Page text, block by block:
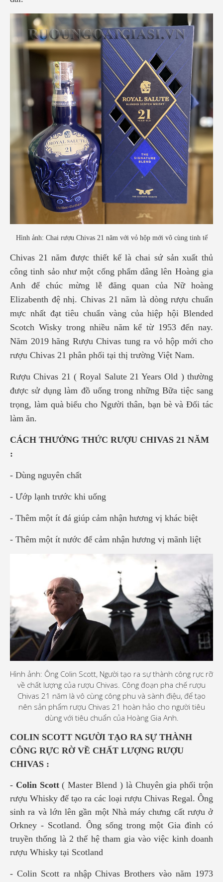
Hình ảnh: Chai rượu Chivas 21 năm với vỏ hộp mới vô cùng tinh tế
Chivas 21 năm được thiết kế là chai sứ sản xuất thủ
công tinh sảo như một cống phẩm dâng lên Hoàng gia
Anh để chúc mừng lễ đăng quan của Nữ hoàng
Elizabenth đệ nhị. Chivas 21 năm là dòng rượu chuẩn
mực nhất đạt tiêu chuẩn vàng của hiệp hội Blended
Scotch Wisky trong nhiều năm kể từ 1953 đến nay.
Năm 2019 hãng Rượu Chivas tung ra vỏ hộp mới cho
rượu Chivas 21 phân phối tại thị trường Việt Nam.
Rượu Chivas 21 ( Royal Salute 21 Years Old ) thường
được sử dụng làm đồ uống trong những Bữa tiệc sang
trọng, làm quà biếu cho Người thân, bạn bè và Đối tác
làm ăn.
CÁCH THƯỞNG THỨC RƯỢU CHIVAS 21 NĂM
:
- Dùng nguyên chất
- Ướp lạnh trước khi uống
- Thêm một ít đá giúp cảm nhận hương vị khác biệt
- Thêm một ít nước để cảm nhận hương vị mãnh liệt
Hình ảnh: Ông Colin Scott, Người tạo ra sự thành công rực rỡ
về chất lượng của rượu Chivas. Công đoạn pha chế rượu
Chivas 21 năm là vô cùng công phu và sành điệu, để tạo
nên sản phẩm rượu Chivas 21 hoàn hảo cho người tiêu
dùng với tiêu chuẩn của Hoàng Gia Anh.
COLIN SCOTT NGƯỜI TẠO RA SỰ THÀNH
CÔNG RỰC RỜ VỀ CHẤT LƯỢNG RƯỢU
CHIVAS :
- Colin Scott( Master Blend ) là Chuyên gia phối trộn
rượu Whisky để tạo ra các loại rượu Chivas Regal. Ông
sinh ra và lớn lên gần một Nhà máy chưng cất rượu ở
Orkney - Scotland. Ông sống trong một Gia đình có
truyền thống là 2 thế hệ tham gia vào việc kinh doanh
rượu Whisky tại Scotland
- Colin Scott ra nhập Chivas Brothers vào năm 1973